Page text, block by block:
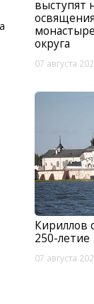
выступят
округа
07 августа
Кириллов
250-летие
07 августа